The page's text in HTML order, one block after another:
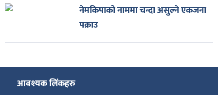
नेमकिपाको नाममा चन्दा असुल्ने एकजना
पक्राउ
आबश्यक लिंकहरु